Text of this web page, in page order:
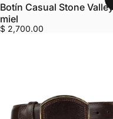
Botín Casual Stone Valley
miel
$ 2,700.00